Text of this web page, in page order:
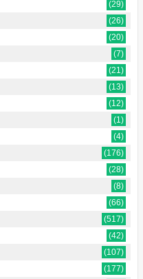
(29)
(26)
(20)
(7)
(21)
(13)
(12)
(1)
(4)
(176)
(28)
(8)
(66)
(517)
(42)
(107)
(177)